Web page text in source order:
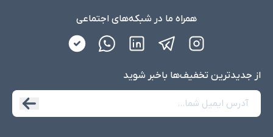
همراه ما در شبکه‌های اجتماعی
از جدید‌ترین تخفیف‌ها با‌خبر شوید